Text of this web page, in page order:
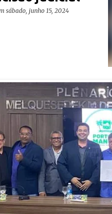
sábado, junho 15, 2024